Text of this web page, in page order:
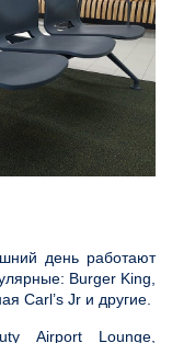
день работают
Burger King,
Carl’s Jr и другие.
Airport Lounge,